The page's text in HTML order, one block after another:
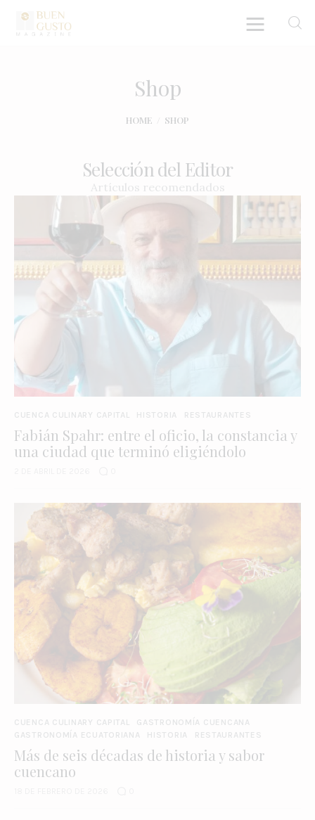
Shop
HOME SHOP
Entrevistas
Directorio y Autores
Selección del Editor
Artículos recomendados
CUENCA CULINARY CAPITAL HISTORIA RESTAURANTES
Fabián Spahr: entre el oficio, la constancia y
una ciudad que terminó eligiéndolo
CUENCA CULINARY CAPITAL
GASTRONOMÍA CUENCANA
GASTRONOMÍA ECUATORIANA
HISTORIA RESTAURANTES
Más de seis décadas de historia y sabor
cuencano